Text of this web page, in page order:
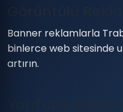
Banner reklamlarla
binlerce web sitesinde
artırın.